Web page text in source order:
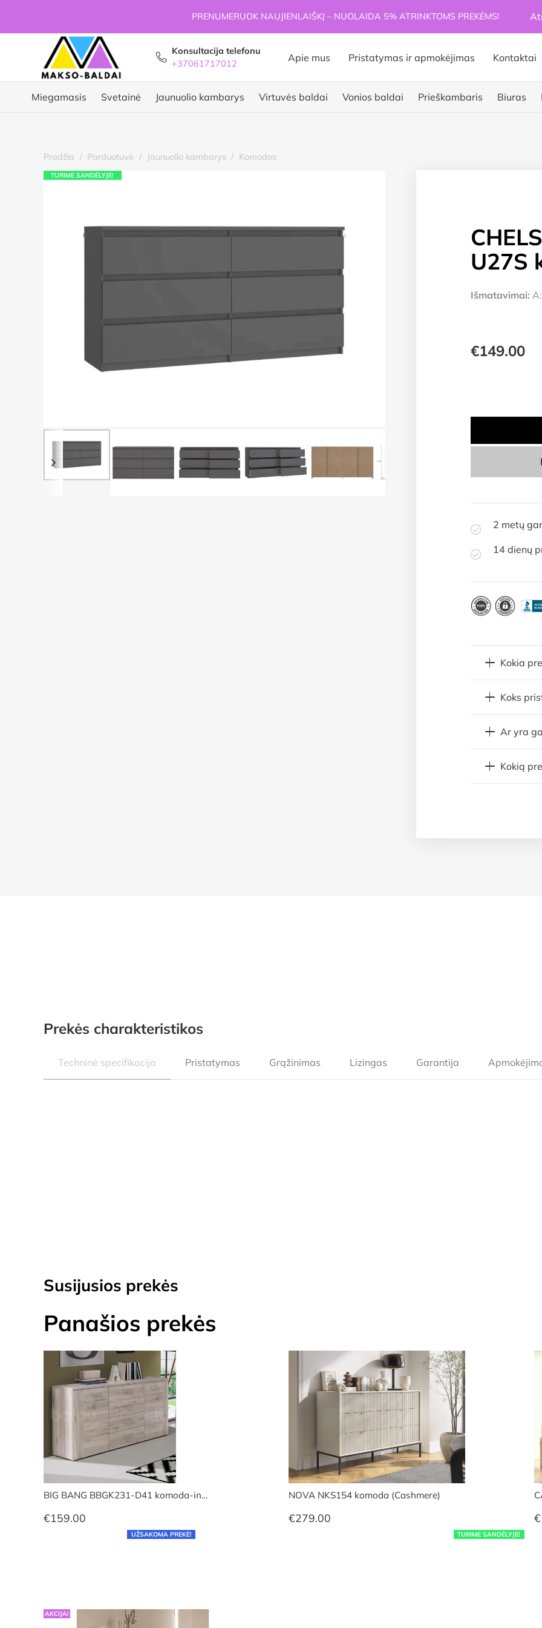
PRENUMERUOK NAUJIENLAIŠKĮ – NUOLAIDA 5% ATRINKTOMS PREKĖMS!
Konsultacija telefonu
+37061717012
Apie mus Pristatymas ir apmokėjimas Kontaktai
Miegamasis Svetainė Jaunuolio kambarys Virtuvės baldai Vonios baldai Prieškambaris Biuras
Pradžia / Parduotuvė / Jaunuolio kambarys / Komodos
TURIME SANDĖLYJE!
U27S
Išmatavimai:
€149.00
2 metų
14 dienų
Kokia
Koks
Ar yra
Kokią
Prekės charakteristikos
Techninė specifikacija Pristatymas Grąžinimas Lizingas Garantija
Susijusios prekės
Panašios prekės
UŽSAKOMA PREKĖ!
BIG BANG BBGK231-D41 komoda-in…
€159.00
TURIME SANDĖLYJE!
NOVA NKS154 komoda (Cashmere)
€279.00 €
AKCIJA!